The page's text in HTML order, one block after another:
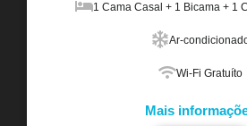
1 Cama Casal + 1 Bicama + 1
Ar-
Wi-Fi Gratuíto
Mais